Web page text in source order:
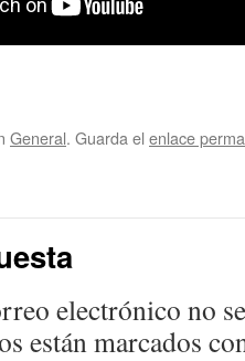
General. Guarda el enlace
electrónico no
están marcados